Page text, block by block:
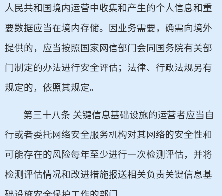
人民共和国境内运营中收集和产生的个人信息和重
要数据应当在境内存储。因业务需要，确需向境外
提供的，应当按照国家网信部门会同国务院有关部
门制定的办法进行安全评估；法律、行政法规另有
规定的，依照其规定。
第三十八条 关键信息基础设施的运营者应当自
行或者委托网络安全服务机构对其网络的安全性和
可能存在的风险每年至少进行一次检测评估，并将
检测评估情况和改进措施报送相关负责关键信息基